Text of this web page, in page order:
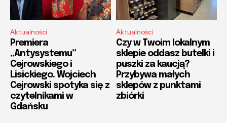
Aktualności
Premiera
„Antysystemu”
Cejrowskiego i
Lisickiego. Wojciech
Cejrowski spotyka się z
czytelnikami w
Gdańsku
Aktualności
Czy w Twoim lokalnym
sklepie oddasz butelki i
puszki za kaucją?
Przybywa małych
sklepów z punktami
zbiórki